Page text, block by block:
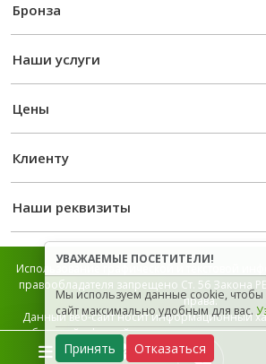
Бронза
Наши услуги
Цены
Клиенту
Наши реквизиты
Использование графической и текстовой
правообладателя запрещено Ст. 56 Закона
права.
Данный веб-сайт носит информационный
публичной офертой, которая определяется
РБ.
УВАЖАЕМЫЕ ПОСЕТИТЕЛИ!
Мы используем данные cookie, чтобы
сайт максимально удобным для вас.
Принять Отказаться